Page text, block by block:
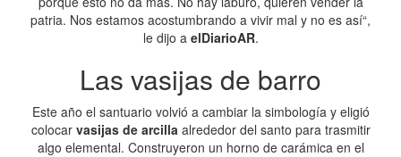
patria. Nos estamos acostumbrando a vivir mal y no es así“,
le dijo a elDiarioAR.
Las vasijas de barro
Este año el santuario volvió a cambiar la simbología y eligió
colocar vasijas de arcillaalrededor del santo para trasmitir
algo elemental. Construyeron un horno de carámica en el